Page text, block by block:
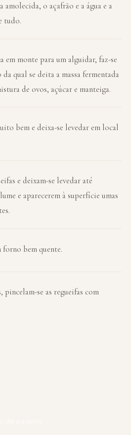
amolecida, o açafrão e a água e a
tudo.
em monte para um alguidar, faz-se
qual se deita a massa fermentada
de ovos, açúcar e manteiga.
bem e deixa-se levedar em local
e deixam-se levedar até
e aparecerem à superfície umas
forno bem quente.
pincelam-se as regueifas com